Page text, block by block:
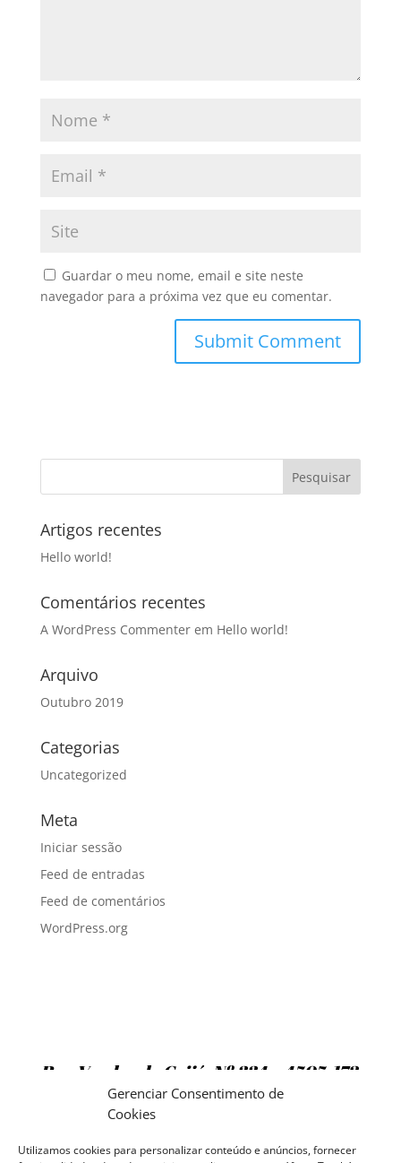
Gerenciar Consentimento de
Cookies
Utilizamos cookies para personalizar conteúdo e anúncios, fornecer
Guardar o meu nome, email e site neste
navegador para a próxima vez que eu comentar.
Artigos recentes
Hello world!
Comentários recentes
A WordPress Commenterem Hello world!
Arquivo
Outubro 2019
Categorias
Uncategorized
Meta
Iniciar sessão
Feed de entradas
Feed de comentários
WordPress.org
Rua Vendas de Grijó, Nº 334 – 4505-172
Argoncilhe